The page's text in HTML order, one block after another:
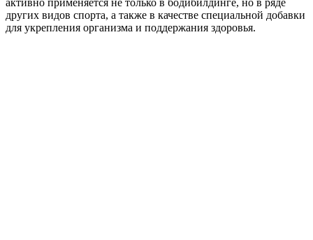
других видов спорта, а также в качестве специальной добавки
для укрепления организма и поддержания здоровья.